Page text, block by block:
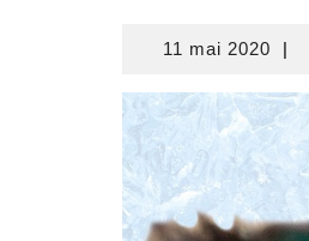
11 mai 202011
2020
|